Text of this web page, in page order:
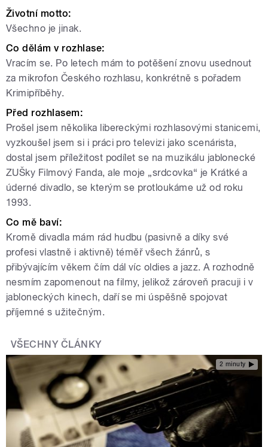
Životní motto:
Všechno je jinak.
Co dělám v rozhlase:
Vracím se. Po letech mám to potěšení znovu usednout
za mikrofon Českého rozhlasu, konkrétně s pořadem
Krimipříběhy.
Před rozhlasem:
Prošel jsem několika libereckými rozhlasovými stanicemi,
vyzkoušel jsem si i práci pro televizi jako scenárista,
dostal jsem příležitost podílet se na muzikálu jablonecké
ZUŠky Filmový Fanda, ale moje „srdcovka“ je Krátké a
úderné divadlo, se kterým se protloukáme už od roku
1993.
Co mě baví:
Kromě divadla mám rád hudbu (pasivně a díky své
profesi vlastně i aktivně) téměř všech žánrů, s
přibývajícím věkem čím dál víc oldies a jazz. A rozhodně
nesmím zapomenout na filmy, jelikož zároveň pracuji i v
jabloneckých kinech, daří se mi úspěšně spojovat
příjemné s užitečným.
VŠECHNY ČLÁNKY
2 minuty